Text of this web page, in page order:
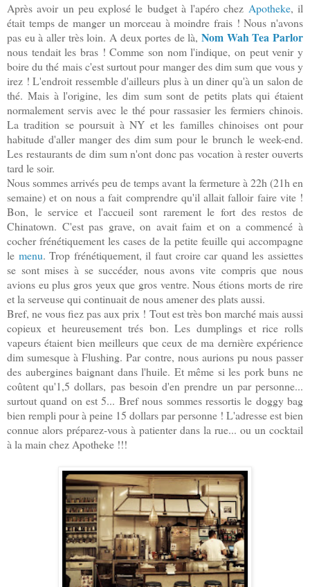
Après avoir un peu explosé le budget à l'apéro chez Apotheke, il
était temps de manger un morceau à moindre frais ! Nous n'avons
pas eu à aller très loin. A deux portes de là,Nom Wah Tea Parlor
nous tendait les bras ! Comme son nom l'indique, on peut venir y
boire du thé mais c'est surtout pour manger des dim sum que vous y
irez ! L'endroit ressemble d'ailleurs plus à un diner qu'à un salon de
thé. Mais à l'origine, les dim sum sont de petits plats qui étaient
normalement servis avec le thé pour rassasier les fermiers chinois.
La tradition se poursuit à NY et les familles chinoises ont pour
habitude d'aller manger des dim sum pour le brunch le week-end.
Les restaurants de dim sum n'ont donc pas vocation à rester ouverts
tard le soir.
Nous sommes arrivés peu de temps avant la fermeture à 22h (21h en
semaine) et on nous a fait comprendre qu'il allait falloir faire vite !
Bon, le service et l'accueil sont rarement le fort des restos de
Chinatown. C'est pas grave, on avait faim et on a commencé à
cocher frénétiquement les cases de la petite feuille qui accompagne
le menu. Trop frénétiquement, il faut croire car quand les assiettes
se sont mises à se succéder, nous avons vite compris que nous
avions eu plus gros yeux que gros ventre. Nous étions morts de rire
et la serveuse qui continuait de nous amener des plats aussi.
Bref, ne vous fiez pas aux prix ! Tout est très bon marché mais aussi
copieux et heureusement trés bon. Les dumplings et rice rolls
vapeurs étaient bien meilleurs que ceux de ma dernière expérience
dim sumesque à Flushing. Par contre, nous aurions pu nous passer
des aubergines baignant dans l'huile. Et même si les pork buns ne
coûtent qu'1,5 dollars, pas besoin d'en prendre un par personne...
surtout quand on est 5... Bref nous sommes ressortis le doggy bag
bien rempli pour à peine 15 dollars par personne ! L'adresse est bien
connue alors préparez-vous à patienter dans la rue... ou un cocktail
à la main chez Apotheke !!!